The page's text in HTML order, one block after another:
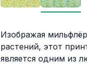
Описание
Изображая
растений, этот
является одним из